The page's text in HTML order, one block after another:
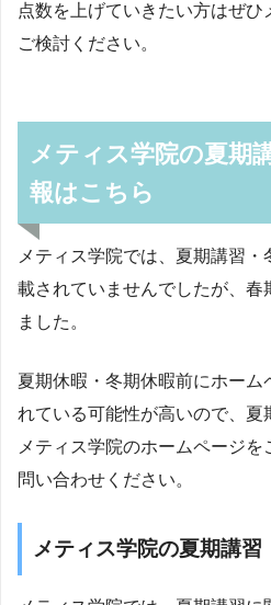
点数を上げていきたい方はぜ
ご検討ください。
メティス学院の夏期
報はこちら
メティス学院では、夏期講習
載されていませんでしたが、春
ました。
夏期休暇・冬期休暇前にホーム
れている可能性が高いので、夏
メティス学院のホームページ
問い合わせください。
メティス学院の夏期講習